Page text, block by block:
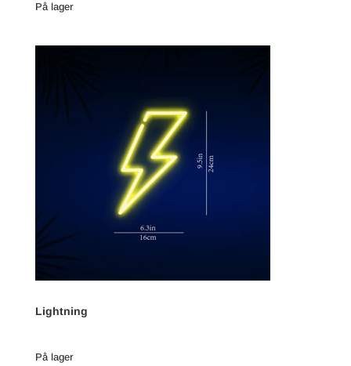
På lager
Lightning
På lager